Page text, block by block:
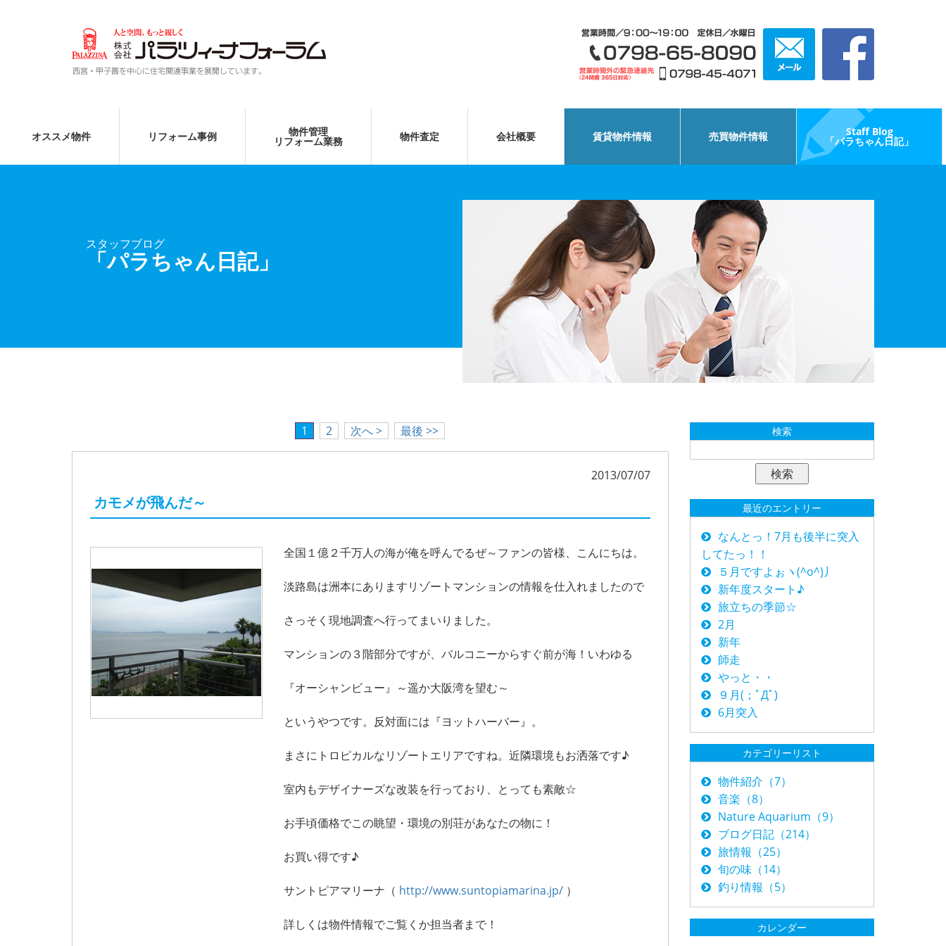
オススメ物件 リフォーム事例 物件管理
リフォーム業務 物件査定 会社概要 賃貸物件情報 売買物件情報 Staff Blog
「パラちゃん日記」
スタッフブログ
「パラちゃん日記」
1 2 次へ > 最後 >>
2013/07/07
カモメが飛んだ～
全国１億２千万人の海が俺を呼んでるぜ～ファンの皆様、こんにちは。
淡路島は洲本にありますリゾートマンションの情報を仕入れましたので
さっそく現地調査へ行ってまいりました。
マンションの３階部分ですが、バルコニーからすぐ前が海！いわゆる
『オーシャンビュー』～遥か大阪湾を望む～
というやつです。反対面には『ヨットハーバー』。
まさにトロピカルなリゾートエリアですね。近隣環境もお洒落です♪
室内もデザイナーズな改装を行っており、とっても素敵☆
お手頃価格でこの眺望・環境の別荘があなたの物に！
お買い得です♪
サントピアマリーナ（ http://www.suntopiamarina.jp/ ）
詳しくは物件情報でご覧くか担当者まで！
検索
最近のエントリー
なんとっ！7月も後半に突入
してたっ！！
５月ですよぉヽ(^o^)丿
新年度スタート♪
旅立ちの季節☆
2月
新年
師走
やっと・・
９月(；ﾟДﾟ)
6月突入
カテゴリーリスト
物件紹介（7）
音楽（8）
Nature Aquarium（9）
ブログ日記（214）
旅情報（25）
旬の味（14）
釣り情報（5）
カレンダー